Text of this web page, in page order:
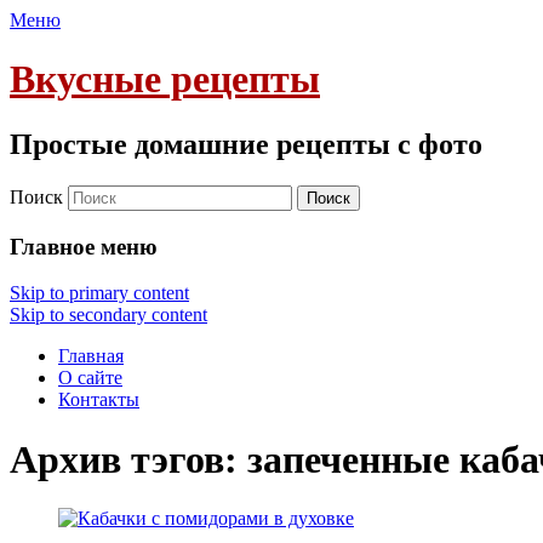
Меню
Вкусные рецепты
Простые домашние рецепты с фото
Поиск
Главное меню
Skip to primary content
Skip to secondary content
Главная
О сайте
Контакты
Архив тэгов: запеченные